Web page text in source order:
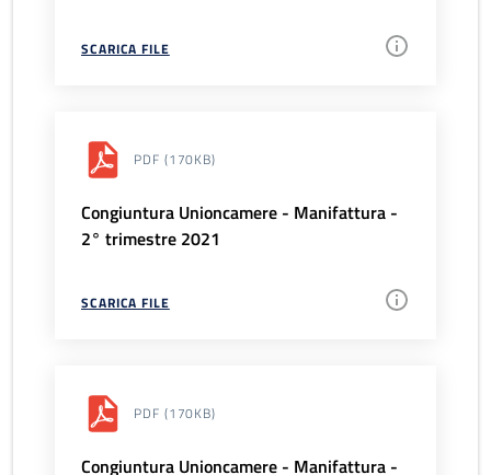
SCARICA FILE
PDF (170KB)
Congiuntura Unioncamere - Manifattura -
2° trimestre 2021
SCARICA FILE
PDF (170KB)
Congiuntura Unioncamere - Manifattura -